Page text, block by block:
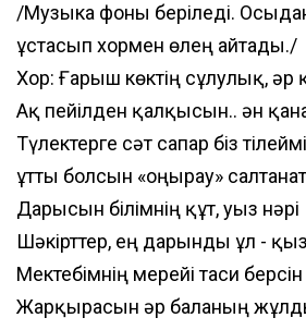
/Музыка фоны беріледі.
ұстасып хормен өлең айтады./
Хор: Ғарыш көктің сұлулық, әр
Ақ пейілден қалқысын.. ән
Түлектерге сәт сапар біз
Құтты болсын «Қоңырау»
Дарысын білімнің құт, уыз нәрі
Шәкірттер, ең дарынды ұл -
Мектебімнің мерейі таси берсін
Жарқырасын әр баланың